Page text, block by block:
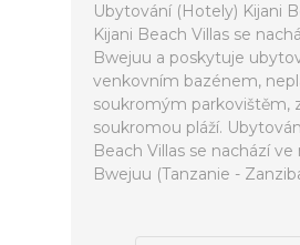
Ubytování (Hotely) Kijani
Kijani Beach Villas se
Bwejuu a poskytuje
venkovním bazénem,
soukromým parkovištěm,
soukromou pláží.
Beach Villas se nachází
Bwejuu (Tanzanie -